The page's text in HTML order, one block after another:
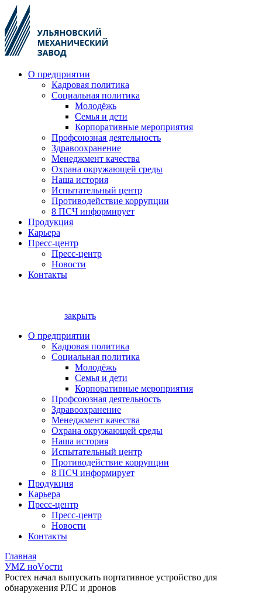
О предприятии
Кадровая политика
Социальная политика
Молодёжь
Семья и дети
Корпоративные мероприятия
Профсоюзная деятельность
Здравоохранение
Менеджмент качества
Охрана окружающей среды
Наша история
Испытательный центр
Противодействие коррупции
8 ПСЧ информирует
Продукция
Карьера
Пресс-центр
Пресс-центр
Новости
Контакты
закрыть
О предприятии
Кадровая политика
Социальная политика
Молодёжь
Семья и дети
Корпоративные мероприятия
Профсоюзная деятельность
Здравоохранение
Менеджмент качества
Охрана окружающей среды
Наша история
Испытательный центр
Противодействие коррупции
8 ПСЧ информирует
Продукция
Карьера
Пресс-центр
Пресс-центр
Новости
Контакты
Главная
УМZ ноVости
Ростех начал выпускать портативное устройство для
обнаружения РЛС и дронов